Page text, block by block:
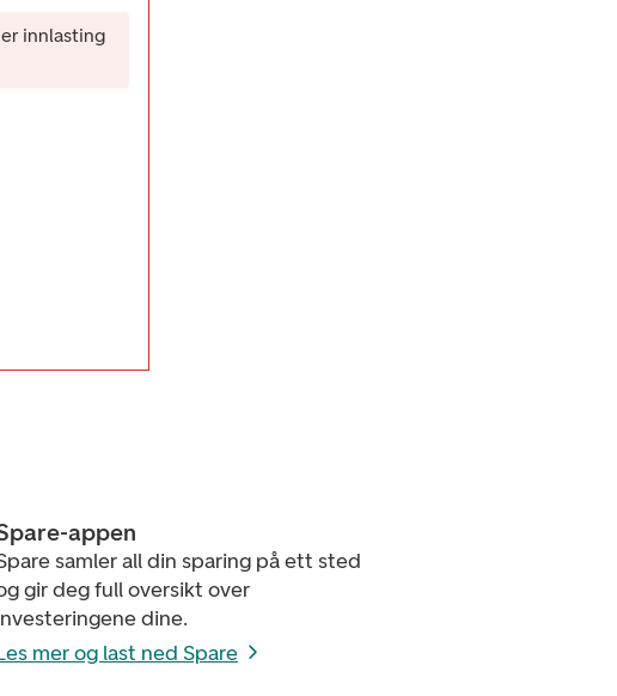
innlasting
appen
samler all din sparing på ett sted
gir deg full oversikt over
dine.
mer og last ned Spare